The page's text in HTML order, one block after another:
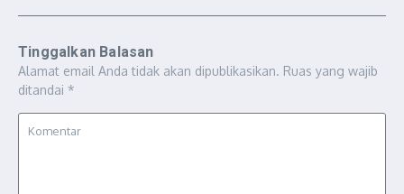
Tinggalkan Balasan
Alamat email Anda tidak akan dipublikasikan. Ruas yang wajib
ditandai *